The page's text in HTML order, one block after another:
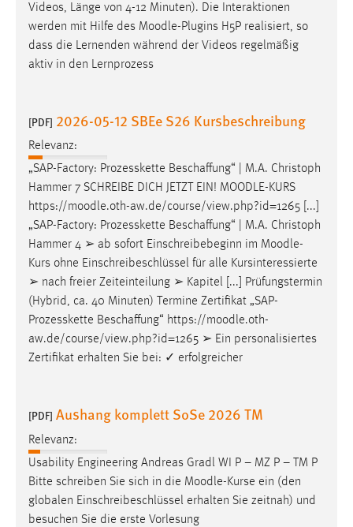
Videos, Länge von 4-12 Minuten). Die Interaktionen
werden mit Hilfe des Moodle-Plugins H5P realisiert, so
dass die Lernenden während der Videos regelmäßig
aktiv in den Lernprozess
[PDF] 2026-05-12 SBEe S26 Kursbeschreibung
Relevanz:
„SAP-Factory: Prozesskette Beschaffung“ | M.A. Christoph
Hammer 7 SCHREIBE DICH JETZT EIN! MOODLE-KURS
https://moodle.oth-aw.de/course/view.php?id=1265 [...]
„SAP-Factory: Prozesskette Beschaffung“ | M.A. Christoph
Hammer 4 ➢ ab sofort Einschreibebeginn im Moodle-
Kurs ohne Einschreibeschlüssel für alle Kursinteressierte
➢ nach freier Zeiteinteilung ➢ Kapitel [...] Prüfungstermin
(Hybrid, ca. 40 Minuten) Termine Zertifikat „SAP-
Prozesskette Beschaffung“ https://moodle.oth-
aw.de/course/view.php?id=1265 ➢ Ein personalisiertes
Zertifikat erhalten Sie bei: ✓ erfolgreicher
[PDF] Aushang komplett SoSe 2026 TM
Relevanz:
Usability Engineering Andreas Gradl WI P – MZ P – TM P
Bitte schreiben Sie sich in die Moodle-Kurse ein (den
globalen Einschreibeschlüssel erhalten Sie zeitnah) und
besuchen Sie die erste Vorlesung
Zweck:
Das Cookie speichert die gewählte Sprache der Website.
Cookie Laufzeit:
Chat
MibewSessionID, MIBEW_UserID, mibew_locale, mibew-
chat-frame-style-5e9dbeb1811c0446
Zweck:
Wird benötigt um die Chatfunktion nutzen zu können.
Cookie Laufzeit:
MibewSessionID, mibew-chat-frame-style-
5e9dbeb1811c0446 = Sitzungslaufzeit, mibew_locale = 3
Jahre, MIBEW_UserID = 1 Jahr
Login
fe_user, be_user, be_lastLoginProvider
Zweck:
Dieser Cookie ist notwendig um sich an der Website
einloggen zu können.
Cookie Laufzeit:
24 Stunden